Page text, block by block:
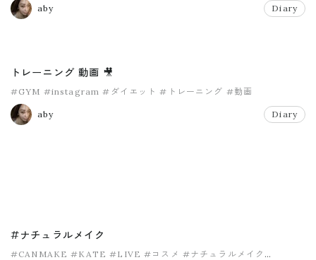
aby Diary
トレーニング 動画 🎥
#GYM #instagram #ダイエット #トレーニング #動画
aby Diary
#ナチュラルメイク
#CANMAKE #KATE #LIVE #コスメ #ナチュラルメイク